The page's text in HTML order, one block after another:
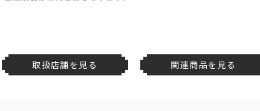
取扱店舗を見る 関連商品を見る